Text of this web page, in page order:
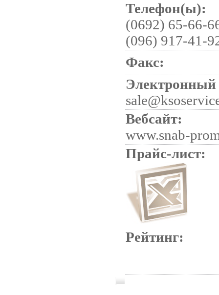
Телефон(ы):
(0692) 65-66-
(096) 917-41-
Факс:
Электронный
Вебсайт:
www.snab-
Прайс-лист:
Рейтинг: